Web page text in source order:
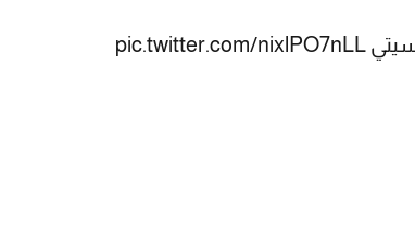
pic.twitter.com/nixlPO7nLL